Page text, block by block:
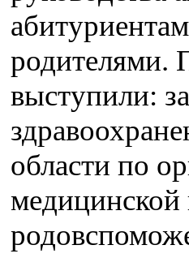
родителями.
выступили:
области по